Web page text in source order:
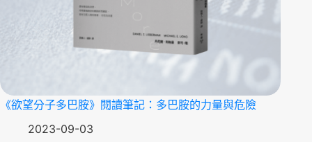
《欲望分子多巴胺》閱讀筆記：多巴胺的力量與危險
2023-09-03